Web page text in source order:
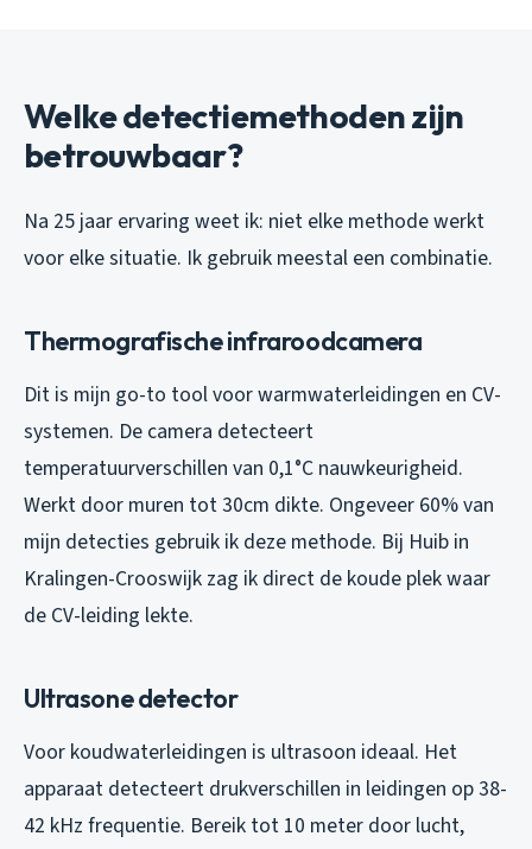
Welke detectiemethoden zijn
betrouwbaar?
Na 25 jaar ervaring weet ik: niet elke methode werkt
voor elke situatie. Ik gebruik meestal een combinatie.
Thermografische infraroodcamera
Dit is mijn go-to tool voor warmwaterleidingen en CV-
systemen. De camera detecteert
temperatuurverschillen van 0,1°C nauwkeurigheid.
Werkt door muren tot 30cm dikte. Ongeveer 60% van
mijn detecties gebruik ik deze methode. Bij Huib in
Kralingen-Crooswijk zag ik direct de koude plek waar
de CV-leiding lekte.
Ultrasone detector
Voor koudwaterleidingen is ultrasoon ideaal. Het
apparaat detecteert drukverschillen in leidingen op 38-
42 kHz frequentie. Bereik tot 10 meter door lucht,